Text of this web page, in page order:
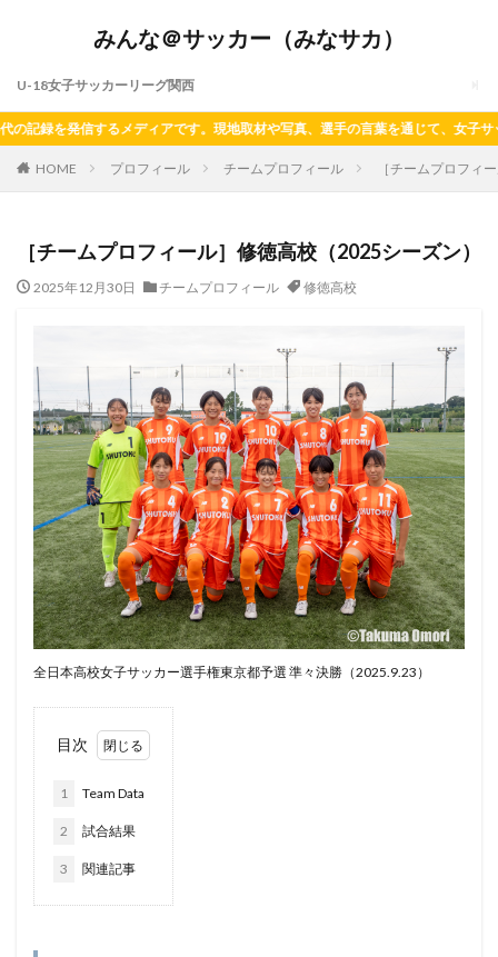
みんな＠サッカー（みなサカ）
U-18女子サッカーリーグ関西
するメディアです。現地取材や写真、選手の言葉を通じて、女子サッカーの
HOME プロフィール チームプロフィール ［チームプロフィ
［チームプロフィール］修徳高校（2025シーズン）
2025年12月30日 チームプロフィール 修徳高校
全日本高校女子サッカー選手権東京都予選 準々決勝（2025.9.23）
目次
1 Team Data
2 試合結果
3 関連記事